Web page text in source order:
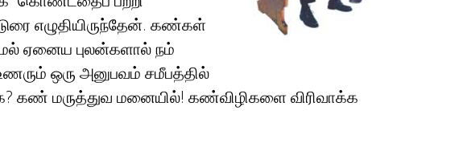
எழுதியிருந்தேன். கண்கள்
ஏனைய புலன்களால் நம்
உணரும் ஒரு அனுபவம் சமீபத்தில்
கண் மருத்துவ மனையில்! கண்விழிகளை விரிவாக்க